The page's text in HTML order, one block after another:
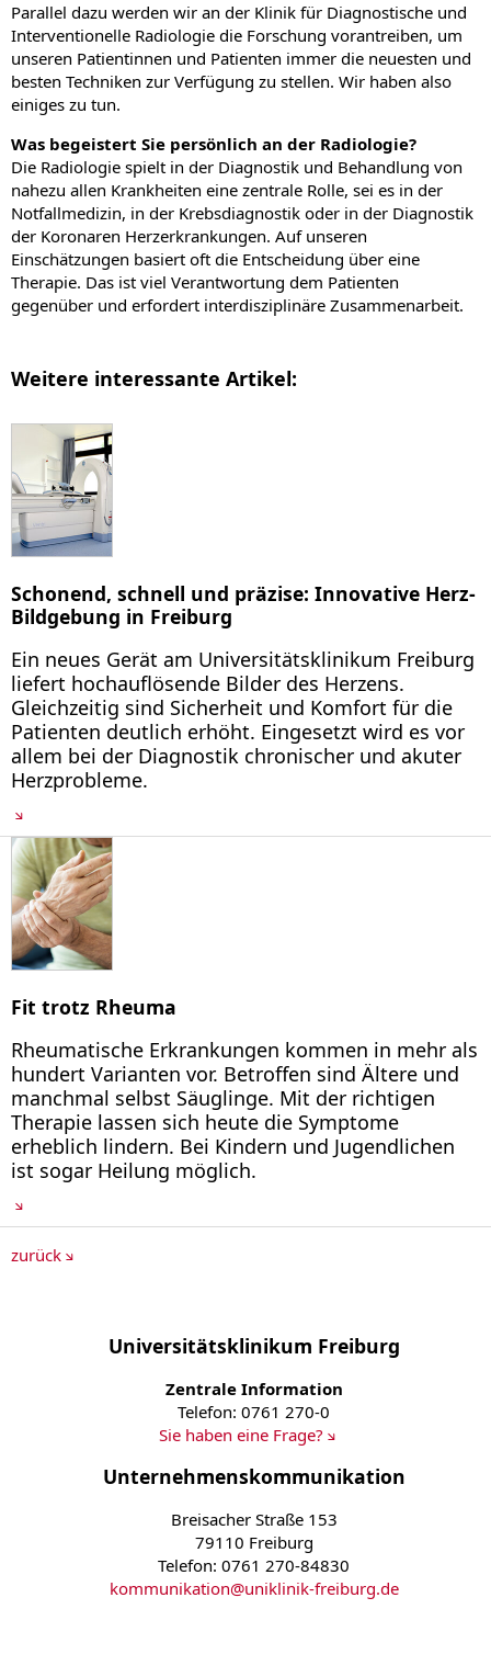
Parallel dazu werden wir an der Klinik für Diagnostische und
Interventionelle Radiologie die Forschung vorantreiben, um
unseren Patientinnen und Patienten immer die neuesten und
besten Techniken zur Verfügung zu stellen. Wir haben also
einiges zu tun.
Was begeistert Sie persönlich an der Radiologie?
Die Radiologie spielt in der Diagnostik und Behandlung von
nahezu allen Krankheiten eine zentrale Rolle, sei es in der
Notfallmedizin, in der Krebsdiagnostik oder in der Diagnostik
der Koronaren Herzerkrankungen. Auf unseren
Einschätzungen basiert oft die Entscheidung über eine
Therapie. Das ist viel Verantwortung dem Patienten
gegenüber und erfordert interdisziplinäre Zusammenarbeit.
Weitere interessante Artikel:
Schonend, schnell und präzise: Innovative Herz-
Bildgebung in Freiburg
Ein neues Gerät am Universitätsklinikum Freiburg
liefert hochauflösende Bilder des Herzens.
Gleichzeitig sind Sicherheit und Komfort für die
Patienten deutlich erhöht. Eingesetzt wird es vor
allem bei der Diagnostik chronischer und akuter
Herzprobleme.
Fit trotz Rheuma
Rheumatische Erkrankungen kommen in mehr als
hundert Varianten vor. Betroffen sind Ältere und
manchmal selbst Säuglinge. Mit der richtigen
Therapie lassen sich heute die Symptome
erheblich lindern. Bei Kindern und Jugendlichen
ist sogar Heilung möglich.
zurück
Universitätsklinikum Freiburg
Zentrale Information
Telefon: 0761 270-0
Sie haben eine Frage?
Unternehmenskommunikation
Breisacher Straße 153
79110 Freiburg
Telefon: 0761 270-84830
kommunikation@uniklinik-freiburg.de